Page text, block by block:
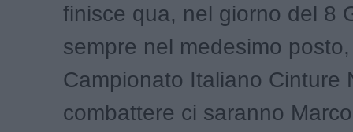
finisce qua, nel giorno del 8
sempre nel medesimo
Campionato Italiano Cinture
combattere ci saranno